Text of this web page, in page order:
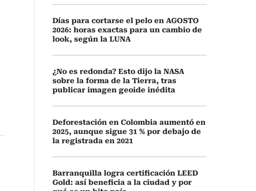
Días para cortarse el pelo en AGOSTO
2026: horas exactas para un cambio de
look, según la LUNA
¿No es redonda? Esto dijo la NASA
sobre la forma de la Tierra, tras
publicar imagen geoide inédita
Deforestación en Colombia aumentó en
2025, aunque sigue 31 % por debajo de
la registrada en 2021
Barranquilla logra certificación LEED
Gold: así beneficia a la ciudad y por